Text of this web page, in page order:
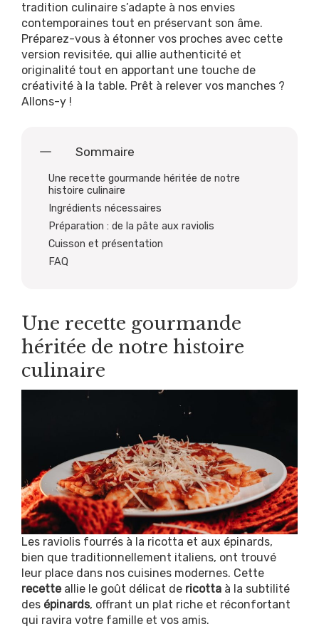
tradition culinaire s’adapte à nos envies
contemporaines tout en préservant son âme.
Préparez-vous à étonner vos proches avec cette
version revisitée, qui allie authenticité et
originalité tout en apportant une touche de
créativité à la table. Prêt à relever vos manches ?
Allons-y !
Sommaire
Une recette gourmande héritée de notre
histoire culinaire
Ingrédients nécessaires
Préparation : de la pâte aux raviolis
Cuisson et présentation
FAQ
Une recette gourmande
héritée de notre histoire
culinaire
Les raviolis fourrés à la ricotta et aux épinards,
bien que traditionnellement italiens, ont trouvé
leur place dans nos cuisines modernes. Cette
recetteallie le goût délicat de ricotta à la subtilité
des épinards, offrant un plat riche et réconfortant
qui ravira votre famille et vos amis.